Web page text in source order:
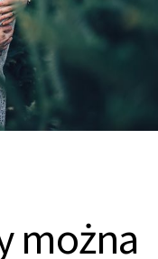
można